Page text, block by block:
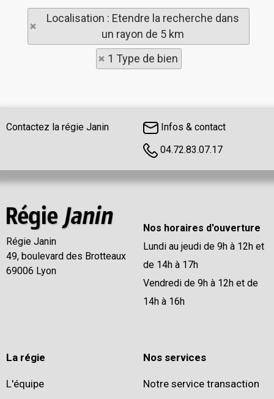
Localisation : Etendre la recherche dans
un rayon de 5 km
1 Type de bien
Contactez la régie Janin
Infos & contact
04.72.83.07.17
Régie Janin
49, boulevard des Brotteaux
69006 Lyon
Nos horaires d'ouverture
Lundi au jeudi de 9h à 12h et
de 14h à 17h
Vendredi de 9h à 12h et de
14h à 16h
La régie
L'équipe
Nos services
Notre service transaction